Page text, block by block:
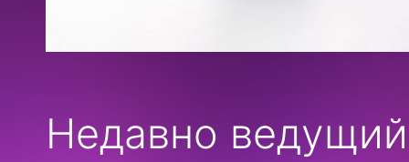
Недавно